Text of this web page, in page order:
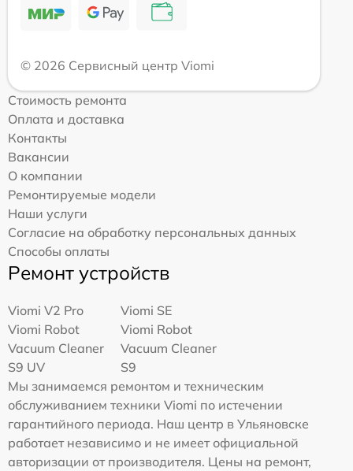
© 2026 Сервисный центр Viomi
Стоимость ремонта
Оплата и доставка
Контакты
Вакансии
О компании
Ремонтируемые модели
Наши услуги
Согласие на обработку персональных данных
Способы оплаты
Ремонт устройств
Viomi V2 Pro
Viomi SE
Viomi Robot
Vacuum Cleaner
S9 UV
Viomi Robot
Vacuum Cleaner
S9
Мы занимаемся ремонтом и техническим
обслуживанием техники Viomi по истечении
гарантийного периода. Наш центр в Ульяновске
работает независимо и не имеет официальной
авторизации от производителя. Цены на ремонт,